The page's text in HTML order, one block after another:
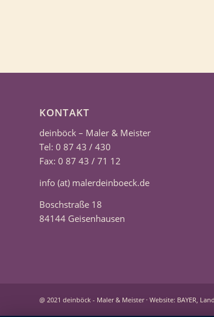
KONTAKT
deinböck – Maler & Meister
Tel: 0 87 43 / 430
Fax: 0 87 43 / 71 12
info (at) malerdeinboeck.de
Boschstraße 18
84144 Geisenhausen
@ 2021 deinböck - Maler & Meister · Website: BAYER,